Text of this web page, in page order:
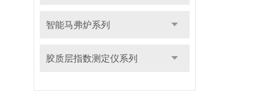
智能马弗炉系列
胶质层指数测定仪系列